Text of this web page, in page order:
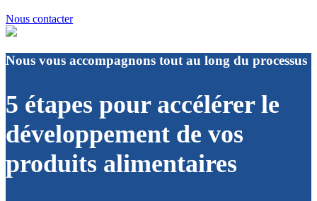
Nous contacter
Nous vous accompagnons tout au long du processus
5 étapes pour accélérer le
développement de vos
produits alimentaires